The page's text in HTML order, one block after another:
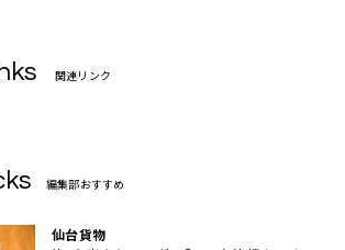
関連リンク
編集部おすすめ
仙台貨物